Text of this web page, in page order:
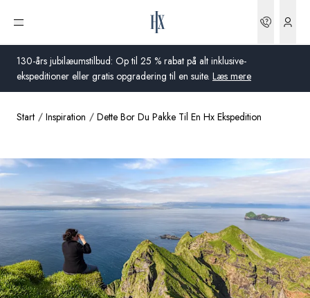
130-års jubilæumstilbud: Op til 25 % rabat på alt inklusive-
ekspeditioner eller gratis opgradering til en suite. Læs mere
Åbn menu
Storbritannien
USA
Tyskland
Schweiz
Global
Start Inspiration Dette Bor Du Pakke Til En Hx Ekspedition